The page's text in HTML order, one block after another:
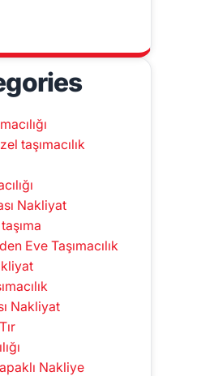
taşımacılık
Nakliyat
Eve Taşımacılık
Nakliyat
Nakliye